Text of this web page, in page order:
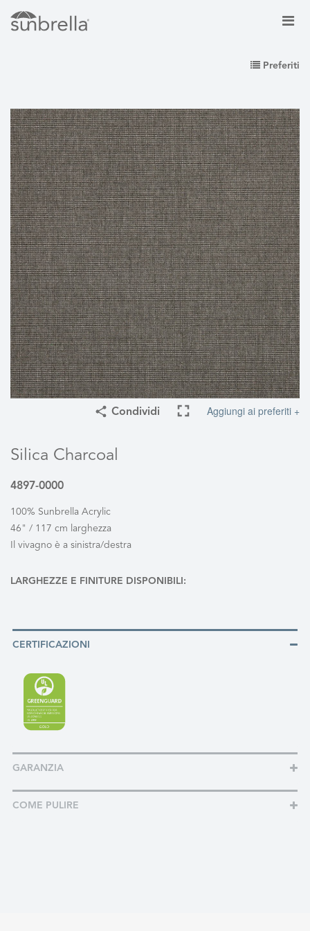
Preferiti
Condividi Aggiungi ai preferiti +
Silica Charcoal
4897-0000
100% Sunbrella Acrylic
46" / 117 cm larghezza
Il vivagno è a sinistra/destra
LARGHEZZE E FINITURE DISPONIBILI:
CERTIFICAZIONI
GARANZIA
COME PULIRE